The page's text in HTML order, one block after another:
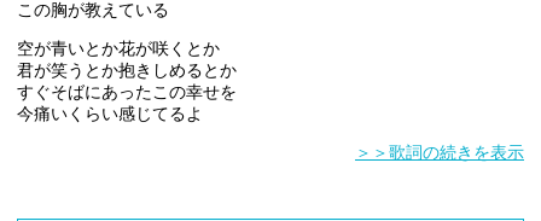
この胸が教えている
空が青いとか花が咲くとか
君が笑うとか抱きしめるとか
すぐそばにあったこの幸せを
今痛いくらい感じてるよ
＞＞歌詞の続きを表示